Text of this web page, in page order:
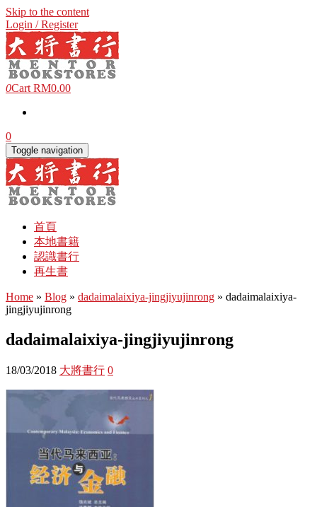
Skip to the content
Login / Register
0Cart RM0.00
0
Toggle navigation
首頁
本地書籍
認識書行
再生書
Home » Blog » dadaimalaixiya-jingjiyujinrong » dadaimalaixiya-
jingjiyujinrong
dadaimalaixiya-jingjiyujinrong
18/03/2018 大將書行 0